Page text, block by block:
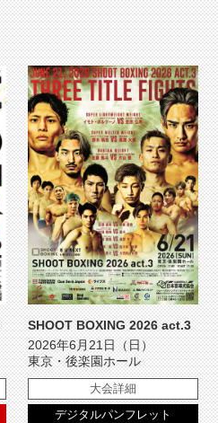
SHOOT BOXING 2026 act.3
2026年6月21日（日）
東京・後楽園ホール
大会詳細
デジタルパンフレット